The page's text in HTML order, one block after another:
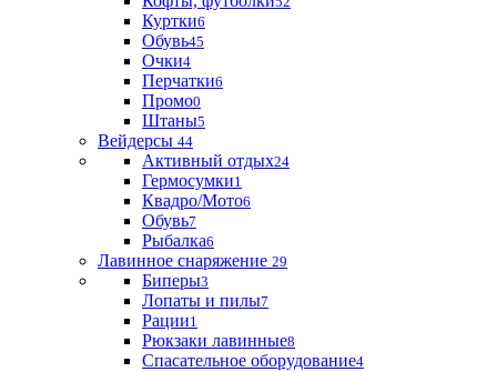
Куртки6
Обувь45
Очки4
Перчатки6
Промо0
Штаны5
Вейдерсы 44
Активный отдых24
Гермосумки1
Квадро/Мото6
Обувь7
Рыбалка6
Лавинное снаряжение 29
Биперы3
Лопаты и пилы7
Рации1
Рюкзаки лавинные8
Спасательное оборудование4